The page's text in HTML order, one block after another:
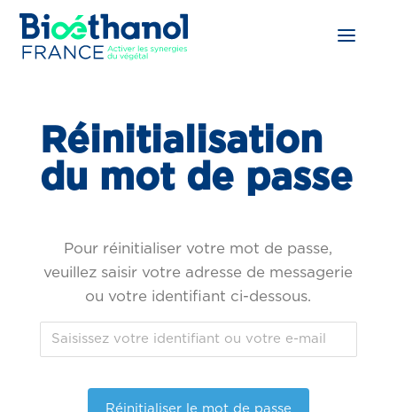
Réinitialisation
du mot de passe
Pour réinitialiser votre mot de passe,
veuillez saisir votre adresse de messagerie
ou votre identifiant ci-dessous.